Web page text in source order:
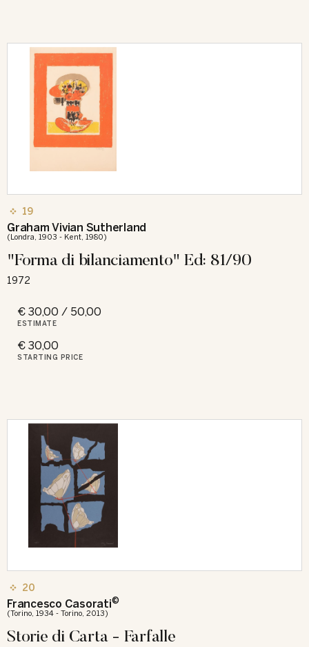
19
Graham Vivian Sutherland
(Londra, 1903 - Kent, 1980)
"Forma di bilanciamento" Ed: 81/90
1972
€ 30,00 / 50,00
ESTIMATE
€ 30,00
STARTING PRICE
20
Francesco Casorati©
(Torino, 1934 - Torino, 2013)
Storie di Carta - Farfalle